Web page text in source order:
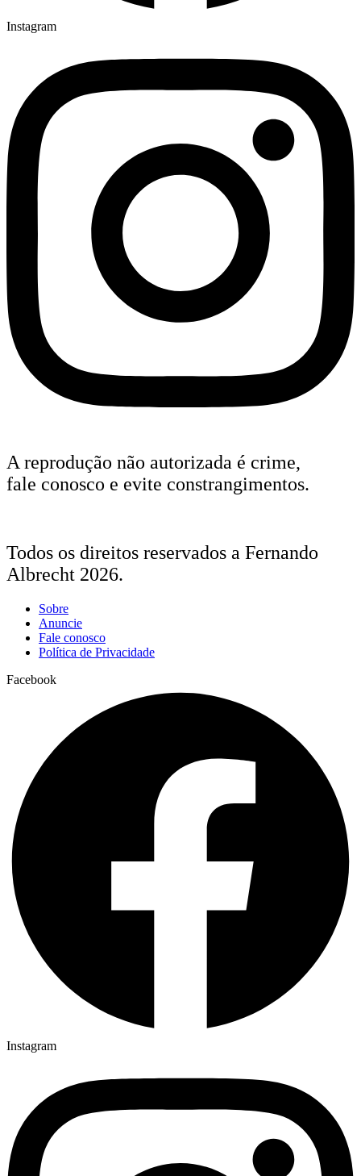
Instagram
A reprodução não autorizada é crime,
fale conosco e evite constrangimentos.
Todos os direitos reservados a Fernando
Albrecht 2026.
Sobre
Anuncie
Fale conosco
Política de Privacidade
Facebook
Instagram